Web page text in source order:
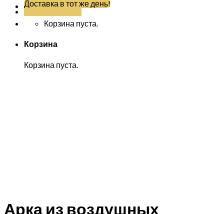
(812) 383-99-05
Доставка в тот же день!
Корзина пуста.
Корзина
Корзина пуста.
Арка из воздушных